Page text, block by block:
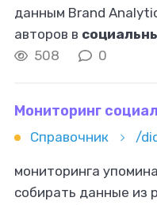
данным Brand
авторов в
74,9 млн человек, а
508 0
Мониторинг
Справочник
мониторинга
собирать данные из